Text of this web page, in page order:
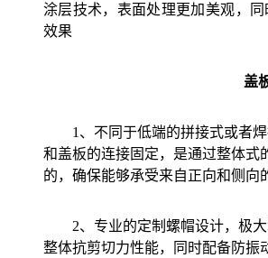
涂层技术，表面处理更加美观，
效果
盖
1、不同于低端的拼接式或者
和盖板的连接固定，是通过整体式
的，确保能够承受来自正向和侧向
2、专业的定制螺帽设计，极
整体抗剪切力性能，同时配备防振